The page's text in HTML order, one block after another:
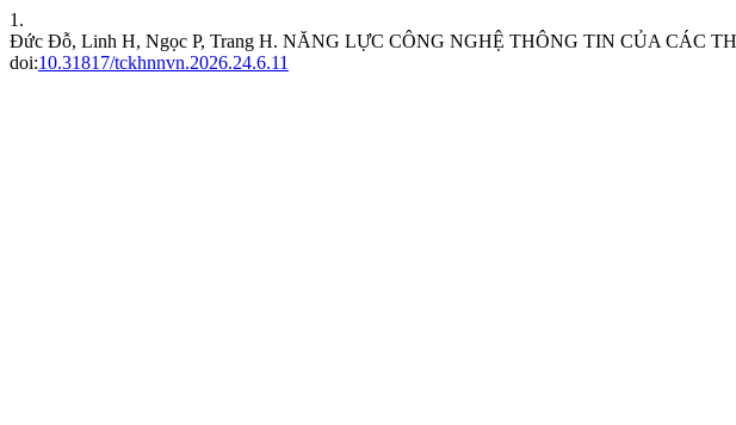
1.
Đức Đỗ, Linh H, Ngọc P, Trang H. NĂNG LỰC CÔNG NGHỆ THÔNG TIN CỦA CÁC
doi:10.31817/tckhnnvn.2026.24.6.11